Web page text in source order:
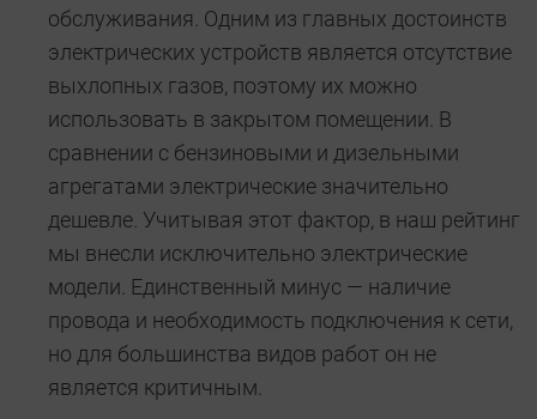
обслуживания. Одним из главных достоинств
электрических устройств является отсутствие
выхлопных газов, поэтому их можно
использовать в закрытом помещении. В
сравнении с бензиновыми и дизельными
агрегатами электрические значительно
дешевле. Учитывая этот фактор, в наш рейтинг
мы внесли исключительно электрические
модели. Единственный минус — наличие
провода и необходимость подключения к сети,
но для большинства видов работ он не
является критичным.